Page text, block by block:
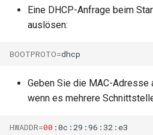
Eine DHCP-Anfrage beim
auslösen:
BOOTPROTO=
Geben Sie die MAC-Adresse
wenn es mehrere
HWADDR=00